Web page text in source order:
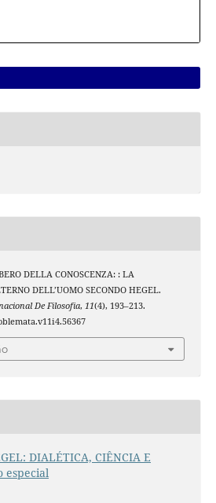
DELLA CONOSCENZA: : LA
DELL’UOMO SECONDO HEGEL.
De Filosofia, 11(4), 193–213.
DIALÉTICA, CIÊNCIA E
especial